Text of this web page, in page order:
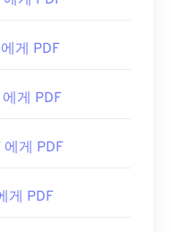
게 PDF
에게 PDF
에게 PDF
게 PDF